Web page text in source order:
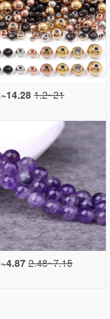
1.2~21
2.48~7.15